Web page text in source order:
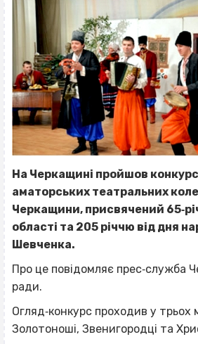
На Черкащині пройшов
аматорських театральних
Черкащини, присвячений
області та 205 річчю від дня
Шевченка.
Про це повідомляє прес‐служба
ради.
Огляд‐конкурс проходив у трьох
Золотоноші, Звенигородці та